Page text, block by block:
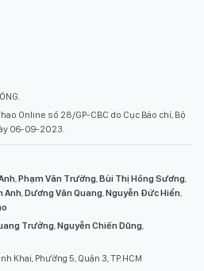
Online số 28/GP-CBC do Cục Báo chí, Bộ
06-09-2023.
,Phạm Văn Trường,Bùi Thị Hồng Sương,
Anh,Dương Văn Quang,Nguyễn Đức Hiển,
Trưởng,Nguyễn Chiến Dũng,
Khai, Phường 5, Quận 3, TP.HCM